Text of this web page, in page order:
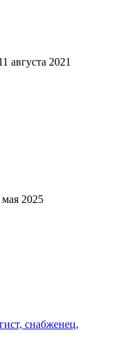
августа 2021
мая 2025
снабженец,